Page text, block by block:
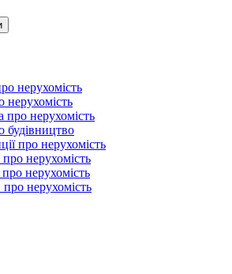
нерухомість
нерухомість
про нерухомість
будівництво
про нерухомість
нерухомість
нерухомість
нерухомість